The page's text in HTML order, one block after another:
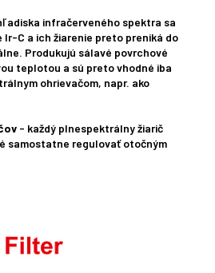
infračerveného spektra sa
Ir-C a ich žiarenie preto preniká do
Produkujú sálavé povrchové
teplotou a sú preto vhodné iba
ohrievačom, napr. ako
- každý plnespektrálny žiarič
samostatne regulovať otočným